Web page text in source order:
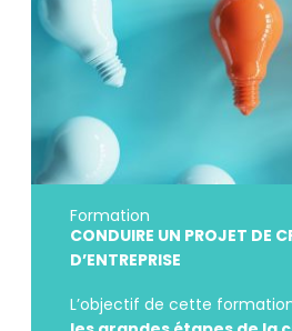
Formation
CONDUIRE UN PROJET DE
D’ENTREPRISE
L’objectif de cette